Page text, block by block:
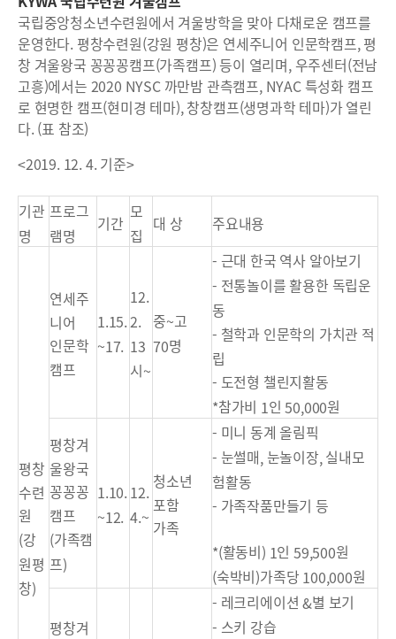
국립중앙청소년수련원에서 겨울방학을 맞아 다채로운 캠프를
운영한다. 평창수련원(강원 평창)은 연세주니어 인문학캠프, 평
창 겨울왕국 꽁꽁꽁캠프(가족캠프) 등이 열리며, 우주센터(전남
고흥)에서는 2020 NYSC 까만밤 관측캠프, NYAC 특성화 캠프
로 현명한 캠프(현미경 테마), 창창캠프(생명과학 테마)가 열린
다. (표 참조)
<2019. 12. 4. 기준>
기관
명
프로그
램명
기간
모
집
대 상 주요내용
평창
수련
원
(강
원평
창)
연세주
니어
인문학
캠프
1.15.
~17.
12.
2.
13
시~
중~고
70명
- 근대 한국 역사 알아보기
- 전통놀이를 활용한 독립운
동
- 철학과 인문학의 가치관 적
립
- 도전형 챌린지활동
*참가비 1인50,000원
평창겨
울왕국
꽁꽁꽁
캠프
(가족캠
프)
1.10.
~12.
12.
4.~
청소년
포함
가족
- 미니 동계 올림픽
- 눈썰매,눈놀이장,실내모
험활동
- 가족작품만들기 등
*(활동비) 1인 59,500원
(숙박비)가족당 100,000원
평창겨
- 레크리에이션&별 보기
- 스키 강습